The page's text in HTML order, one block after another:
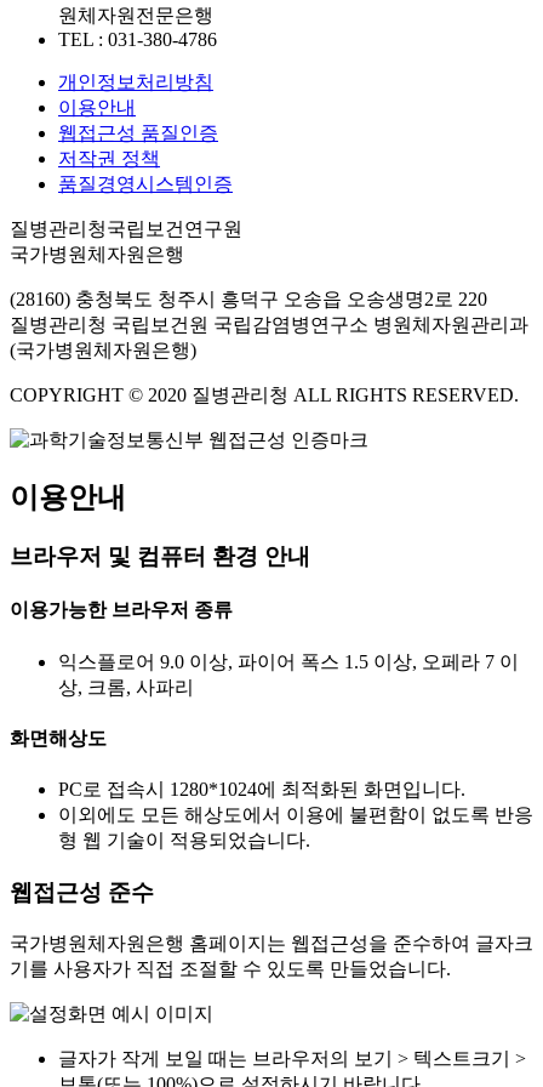
원체자원전문은행
TEL : 031-380-4786
개인정보처리방침
이용안내
웹접근성 품질인증
저작권 정책
품질경영시스템인증
질병관리청국립보건연구원
국가병원체자원은행
(28160) 충청북도 청주시 흥덕구 오송읍 오송생명2로 220
질병관리청 국립보건원 국립감염병연구소 병원체자원관리과
(국가병원체자원은행)
COPYRIGHT © 2020 질병관리청 ALL RIGHTS RESERVED.
이용안내
브라우저 및 컴퓨터 환경 안내
이용가능한 브라우저 종류
익스플로어 9.0 이상, 파이어 폭스 1.5 이상, 오페라 7 이
상, 크롬, 사파리
화면해상도
PC로 접속시 1280*1024에 최적화된 화면입니다.
이외에도 모든 해상도에서 이용에 불편함이 없도록 반응
형 웹 기술이 적용되었습니다.
웹접근성 준수
국가병원체자원은행 홈페이지는 웹접근성을 준수하여 글자크
기를 사용자가 직접 조절할 수 있도록 만들었습니다.
글자가 작게 보일 때는 브라우저의 보기 > 텍스트크기 >